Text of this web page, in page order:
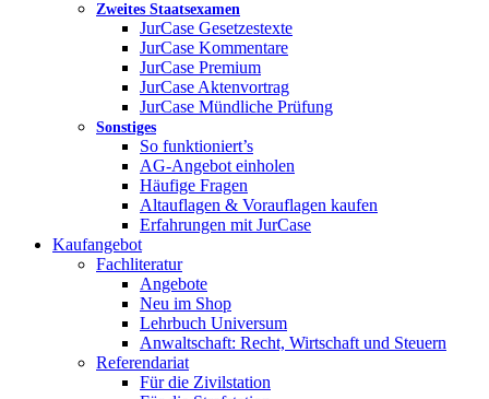
Zweites Staatsexamen
JurCase Gesetzestexte
JurCase Kommentare
JurCase Premium
JurCase Aktenvortrag
JurCase Mündliche Prüfung
Sonstiges
So funktioniert’s
AG-Angebot einholen
Häufige Fragen
Altauflagen & Vorauflagen kaufen
Erfahrungen mit JurCase
Kaufangebot
Fachliteratur
Angebote
Neu im Shop
Lehrbuch Universum
Anwaltschaft: Recht, Wirtschaft und Steuern
Referendariat
Für die Zivilstation